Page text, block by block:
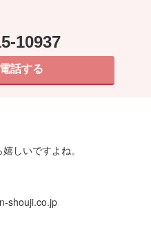
10937
話する
しいですよね。
shouji.co.jp